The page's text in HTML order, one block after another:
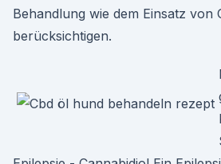
Behandlung wie dem Einsatz von
berücksichtigen.